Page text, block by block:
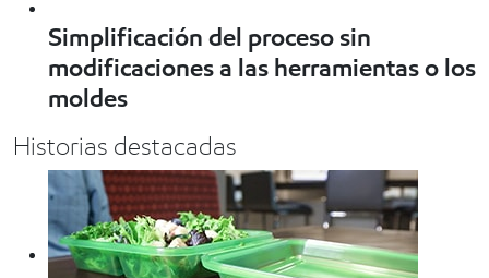
Simplificación del proceso sin
modificaciones a las herramientas o los
moldes
Historias destacadas